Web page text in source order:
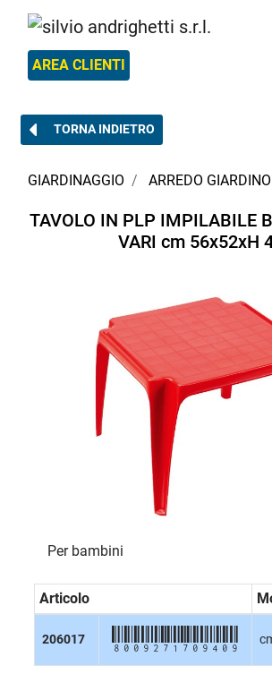
AREA CLIENTI
TORNA INDIETRO
GIARDINAGGIO ARREDO GIARDINO
TAVOLO IN PLP IMPILABILE
VARI cm 56x52xH
Per bambini
Articolo
206017 8009271709409